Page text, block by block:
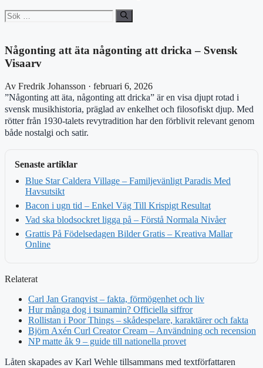
Sök
efter:
Någonting att äta någonting att dricka – Svensk
Visaarv
Av Fredrik Johansson · februari 6, 2026
”Någonting att äta, någonting att dricka” är en visa djupt rotad i
svensk musikhistoria, präglad av enkelhet och filosofiskt djup. Med
rötter från 1930-talets revytradition har den förblivit relevant genom
både nostalgi och satir.
Senaste artiklar
Blue Star Caldera Village – Familjevänligt Paradis Med
Havsutsikt
Bacon i ugn tid – Enkel Väg Till Krispigt Resultat
Vad ska blodsockret ligga på – Förstå Normala Nivåer
Grattis På Födelsedagen Bilder Gratis – Kreativa Mallar
Online
Relaterat
Carl Jan Granqvist – fakta, förmögenhet och liv
Hur många dog i tsunamin? Officiella siffror
Rollistan i Poor Things – skådespelare, karaktärer och fakta
Björn Axén Curl Creator Cream – Användning och recension
NP matte åk 9 – guide till nationella provet
Låten skapades av Karl Wehle tillsammans med textförfattaren